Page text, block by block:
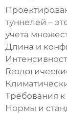
туннелей –
учета
Длина и
Требования к
Нормы и